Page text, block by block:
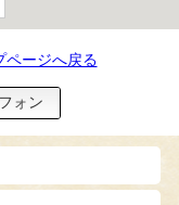
ページへ戻る
ォン